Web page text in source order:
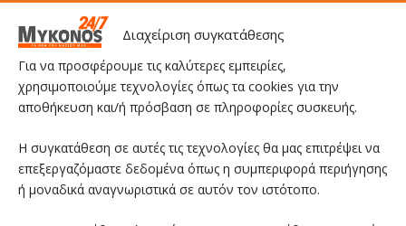
Διαχείριση συγκατάθεσης
Για να προσφέρουμε τις καλύτερες εμπειρίες,
χρησιμοποιούμε τεχνολογίες όπως τα cookies για την
αποθήκευση και/ή πρόσβαση σε πληροφορίες συσκευής.
Η συγκατάθεση σε αυτές τις τεχνολογίες θα μας επιτρέψει να
επεξεργαζόμαστε δεδομένα όπως η συμπεριφορά περιήγησης
ή μοναδικά αναγνωριστικά σε αυτόν τον ιστότοπο.